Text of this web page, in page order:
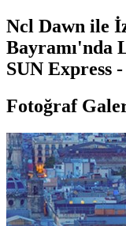
Ncl Dawn ile
Bayramı'nda
SUN Express
Fotoğraf